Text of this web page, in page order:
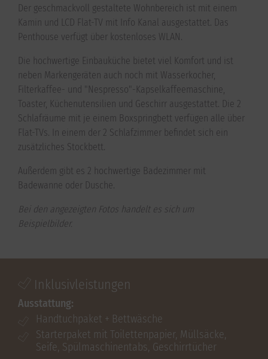
Der geschmackvoll gestaltete Wohnbereich ist mit einem
Kamin und LCD Flat-TV mit Info Kanal ausgestattet. Das
Penthouse verfügt über kostenloses WLAN.
Die hochwertige Einbauküche bietet viel Komfort und ist
neben Markengeräten auch noch mit Wasserkocher,
Filterkaffee- und "Nespresso"-Kapselkaffeemaschine,
Toaster, Küchenutensilien und Geschirr ausgestattet. Die 2
Schlafräume mit je einem Boxspringbett verfügen alle über
Flat-TVs. In einem der 2 Schlafzimmer befindet sich ein
zusätzliches Stockbett.
Außerdem gibt es 2 hochwertige Badezimmer mit
Badewanne oder Dusche.
Bei den angezeigten Fotos handelt es sich um
Beispielbilder.
Inklusivleistungen
Ausstattung:
Handtuchpaket + Bettwäsche
Starterpaket mit Toilettenpapier, Müllsäcke,
Seife, Spülmaschinentabs, Geschirrtücher